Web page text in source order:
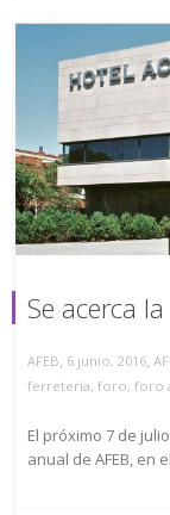
Se acerca
AFEB, 6 junio, 2016,
ferretería, foro, foro
El próximo 7 de
anual de AFEB, en